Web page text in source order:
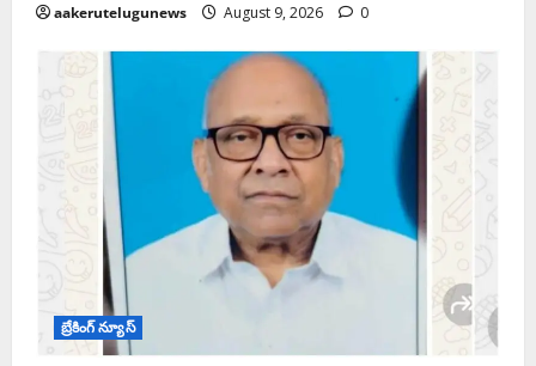
aakerutelugunews August 9, 2026 0
బ్రేకింగ్ న్యూస్